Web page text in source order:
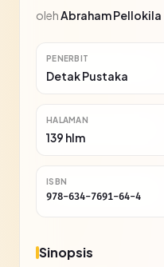
olehAbraham Pellokila
PENERBIT
Detak Pustaka
HALAMAN
139 hlm
ISBN
978-634-7691-64-4
Sinopsis